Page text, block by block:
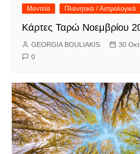
Μαντεία Πλανητικά / Αστρολογικά
Κάρτες Ταρώ Νοεμβρίου
GEORGIA BOULIAKIS
30
0